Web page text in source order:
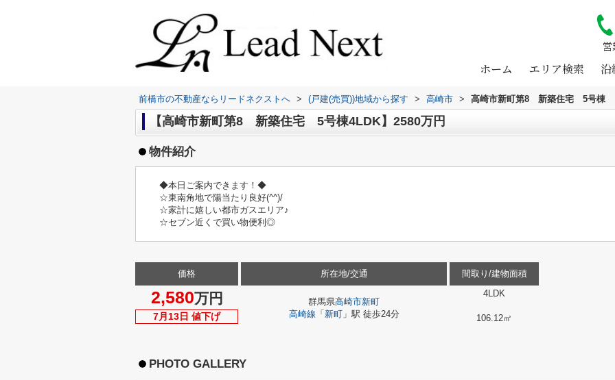
ホーム エリア検索 沿
前橋市の不動産ならリードネクストへ > (戸建(売買))地域から探す > 高崎市 > 高崎市新町第8 新築住宅 5号棟
【高崎市新町第8 新築住宅 5号棟4LDK】2580万円
物件紹介
◆本日ご案内できます！◆
☆東南角地で陽当たり良好(^^)/
☆家計に嬉しい都市ガスエリア♪
☆セブン近くで買い物便利◎
価格
2,580万円
7月13日 値下げ
所在地/交通
群馬県高崎市新町
高崎線 「 新町」駅 徒歩24分
間取り/建物面積
4LDK
106.12㎡
PHOTO GALLERY